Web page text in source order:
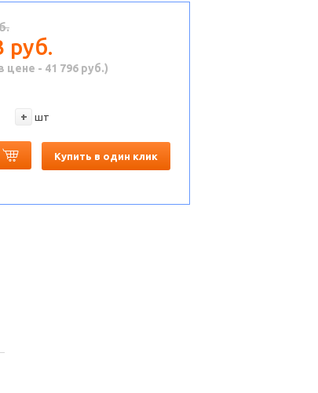
руб.
цене - 41 796 руб.)
+ шт
Купить в один клик